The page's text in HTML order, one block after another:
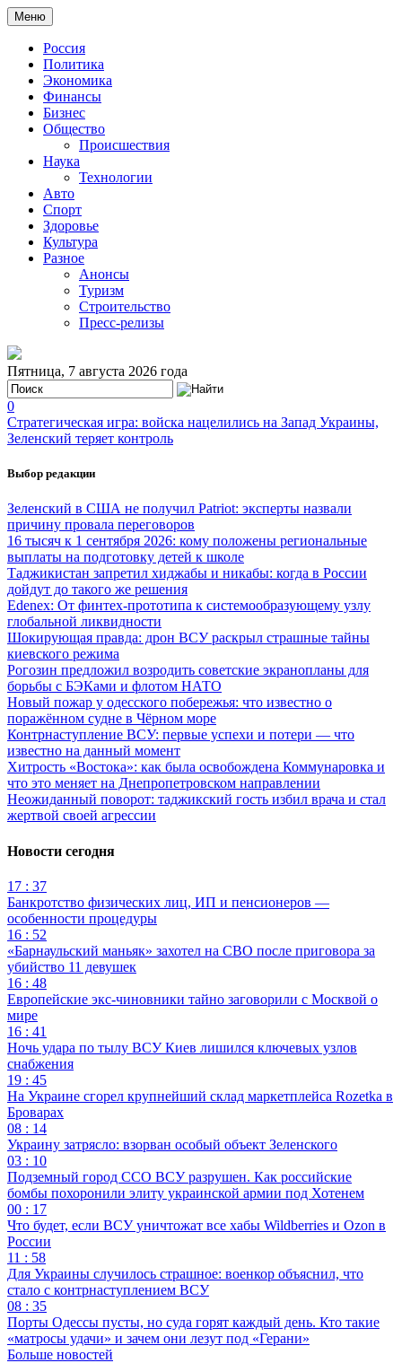
Меню
Россия
Политика
Экономика
Финансы
Бизнес
Общество
Происшествия
Наука
Технологии
Авто
Спорт
Здоровье
Культура
Разное
Анонсы
Туризм
Строительство
Пресс-релизы
Пятница, 7 августа 2026 года
0
Стратегическая игра: войска нацелились на Запад Украины,
Зеленский теряет контроль
Выбор редакции
Зеленский в США не получил Patriot: эксперты назвали
причину провала переговоров
16 тысяч к 1 сентября 2026: кому положены региональные
выплаты на подготовку детей к школе
Таджикистан запретил хиджабы и никабы: когда в России
дойдут до такого же решения
Edenex: От финтех-прототипа к системообразующему узлу
глобальной ликвидности
Шокирующая правда: дрон ВСУ раскрыл страшные тайны
киевского режима
Рогозин предложил возродить советские экранопланы для
борьбы с БЭКами и флотом НАТО
Новый пожар у одесского побережья: что известно о
поражённом судне в Чёрном море
Контрнаступление ВСУ: первые успехи и потери — что
известно на данный момент
Хитрость «Востока»: как была освобождена Коммунаровка и
что это меняет на Днепропетровском направлении
Неожиданный поворот: таджикский гость избил врача и стал
жертвой своей агрессии
Новости сегодня
17 : 37
Банкротство физических лиц, ИП и пенсионеров —
особенности процедуры
16 : 52
«Барнаульский маньяк» захотел на СВО после приговора за
убийство 11 девушек
16 : 48
Европейские экс-чиновники тайно заговорили с Москвой о
мире
16 : 41
Ночь удара по тылу ВСУ Киев лишился ключевых узлов
снабжения
19 : 45
На Украине сгорел крупнейший склад маркетплейса Rozetka в
Броварах
08 : 14
Украину затрясло: взорван особый объект Зеленского
03 : 10
Подземный город ССО ВСУ разрушен. Как российские
бомбы похоронили элиту украинской армии под Хотенем
00 : 17
Что будет, если ВСУ уничтожат все хабы Wildberries и Ozon в
России
11 : 58
Для Украины случилось страшное: военкор объяснил, что
стало с контрнаступлением ВСУ
08 : 35
Порты Одессы пусты, но суда горят каждый день. Кто такие
«матросы удачи» и зачем они лезут под «Герани»
Больше новостей